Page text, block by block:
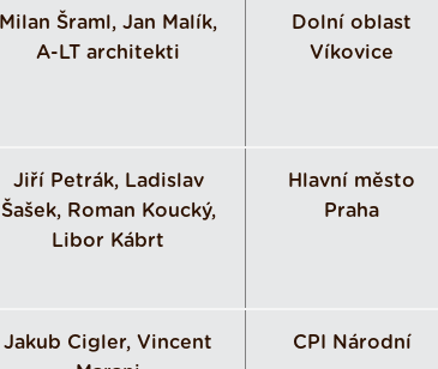
Milan Šraml, Jan Malík,
A-LT architekti
Dolní oblast
Víkovice
Jiří Petrák, Ladislav
Šašek, Roman Koucký,
Libor Kábrt
Hlavní město
Praha
Jakub Cigler, Vincent
CPI Národní